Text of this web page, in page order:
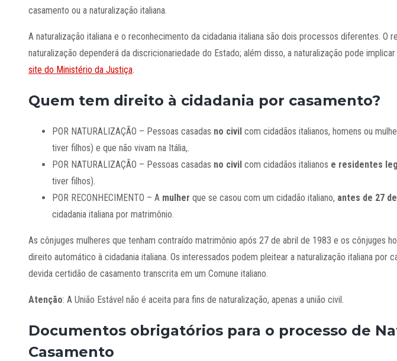
casamento ou a naturalização italiana.
A naturalização italiana e o reconhecimento da cidadania italiana são dois processos diferentes.
naturalização dependerá da discricionariedade do Estado; além disso, a naturalização pode
site do Ministério da Justiça.
Quem tem direito à cidadania por casamento?
POR NATURALIZAÇÃO – Pessoas casadas no civil com cidadãos italianos, homens ou
tiver filhos) e que não vivam na Itália,.
POR NATURALIZAÇÃO – Pessoas casadas no civil com cidadãos italianos e residentes
tiver filhos).
POR RECONHECIMENTO – A mulher que se casou com um cidadão italiano, antes de 27
cidadania italiana por matrimônio.
As cônjuges mulheres que tenham contraído matrimônio após 27 de abril de 1983 e os cônjuges
direito automático à cidadania italiana. Os interessados podem pleitear a naturalização italiana por
devida certidão de casamento transcrita em um Comune italiano.
Atenção: A União Estável não é aceita para fins de naturalização, apenas a união civil.
Documentos obrigatórios para o processo de
Casamento